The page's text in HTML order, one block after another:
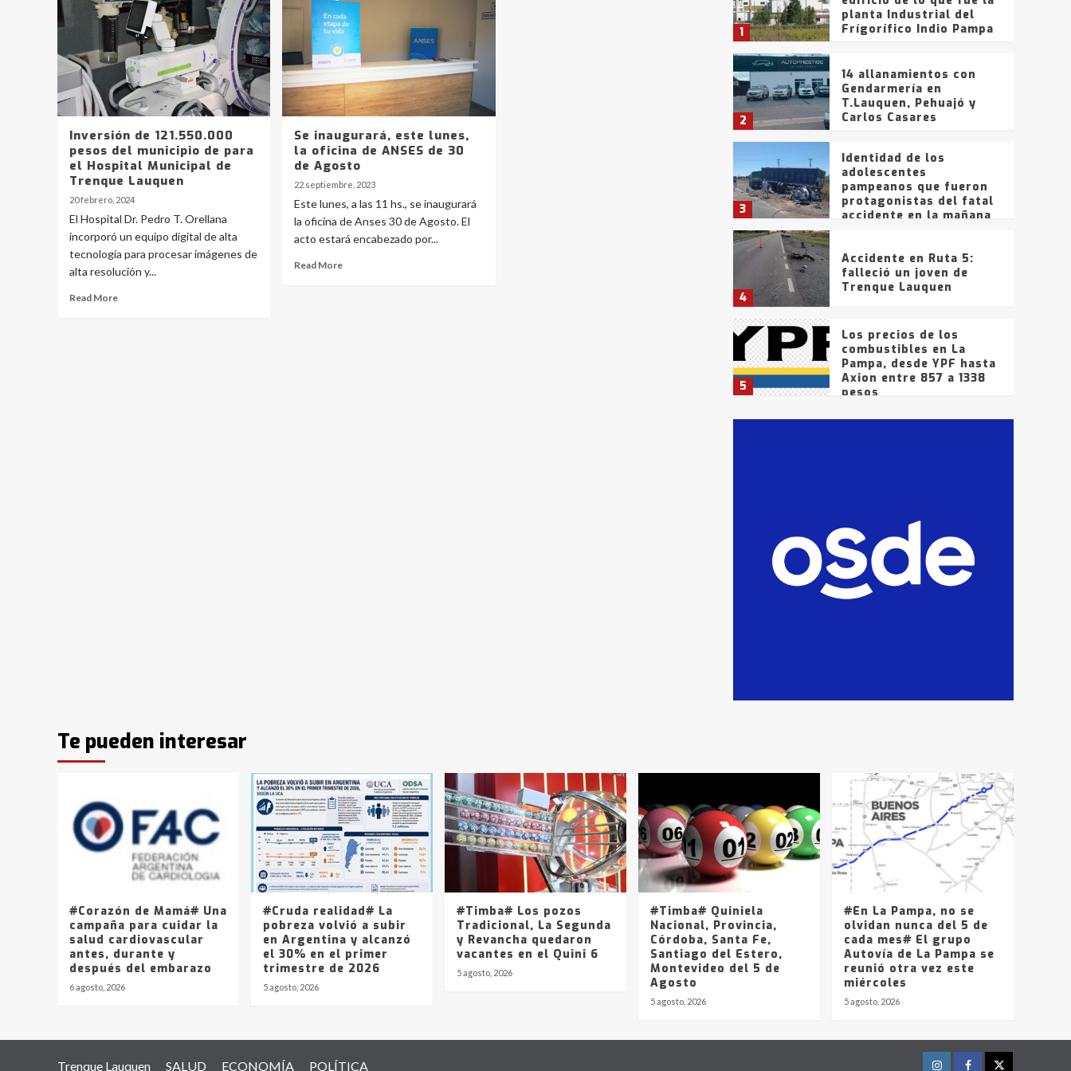
Inversión de 121.550.000
pesos del municipio de para
el Hospital Municipal de
Trenque Lauquen
20 febrero, 2024
El Hospital Dr. Pedro T. Orellana
incorporó un equipo digital de alta
tecnología para procesar imágenes de
alta resolución y...
Read More
Se inaugurará, este lunes,
la oficina de ANSES de 30
de Agosto
22 septiembre, 2023
Este lunes, a las 11 hs., se inaugurará
la oficina de Anses 30 de Agosto. El
acto estará encabezado por...
Read More
1
planta Industrial del
Frígorífico Indio Pampa
2
14 allanamientos con
Gendarmería en
T.Lauquen, Pehuajó y
Carlos Casares
3
Identidad de los
adolescentes
pampeanos que fueron
protagonistas del fatal
accidente en la mañana
4
Accidente en Ruta 5:
falleció un joven de
Trenque Lauquen
5
Los precios de los
combustibles en La
Pampa, desde YPF hasta
Axion entre 857 a 1338
pesos
La Bolsa de Cereales de
que intentaron evadir a
la Policía fueron
detenidos por
comercialización de
drogas en la tarde del
sábado
3
Identidad de los
adolescentes
pampeanos que fueron
protagonistas del fatal
accidente en la mañana
del lunes
4
Accidente en Ruta 5:
falleció un joven de
Trenque Lauquen
Los precios de los
combustibles en La
Pampa, desde YPF hasta
Axion entre 857 a 1338
pesos
Te pueden interesar
#Corazón de Mamá# Una
campaña para cuidar la
salud cardiovascular
antes, durante y
después del embarazo
6 agosto, 2026
#Cruda realidad# La
pobreza volvió a subir
en Argentina y alcanzó
el 30% en el primer
trimestre de 2026
5 agosto, 2026
#Timba# Los pozos
Tradicional, La Segunda
y Revancha quedaron
vacantes en el Quini 6
5 agosto, 2026
#Timba# Quiniela
Nacional, Provincia,
Córdoba, Santa Fe,
Santiago del Estero,
Montevideo del 5 de
Agosto
5 agosto, 2026
#En La Pampa, no se
olvidan nunca del 5 de
cada mes# El grupo
Autovía de La Pampa se
reunió otra vez este
miércoles
5 agosto, 2026
Trenque Lauquen SALUD ECONOMÍA POLÍTICA